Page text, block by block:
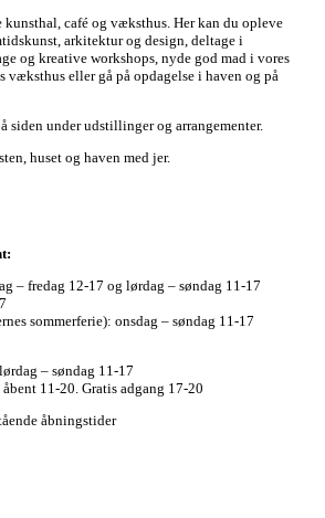
kunsthal, café og væksthus. Her kan du opleve
arkitektur og design, deltage i
og kreative workshops, nyde god mad i vores
væksthus eller gå på opdagelse i haven og på
siden under udstillinger og arrangementer.
huset og haven med jer.
– fredag 12-17 og lørdag – søndag 11-17
sommerferie): onsdag – søndag 11-17
– søndag 11-17
11-20. Gratis adgang 17-20
åbningstider